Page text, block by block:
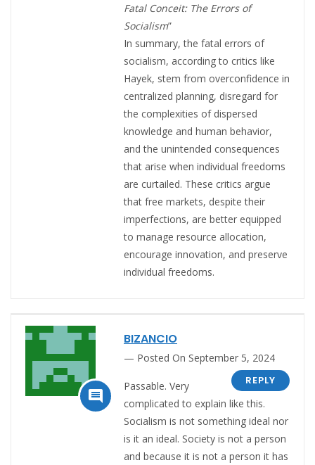
Fatal Conceit: The Errors of
Socialism”
In summary, the fatal errors of
socialism, according to critics like
Hayek, stem from overconfidence in
centralized planning, disregard for
the complexities of dispersed
knowledge and human behavior,
and the unintended consequences
that arise when individual freedoms
are curtailed. These critics argue
that free markets, despite their
imperfections, are better equipped
to manage resource allocation,
encourage innovation, and preserve
individual freedoms.

BIZANCIO
Posted On September 5, 2024
REPLY
Passable. Very
complicated to explain like this.
Socialism is not something ideal nor
is it an ideal. Society is not a person
and because it is not a person it has